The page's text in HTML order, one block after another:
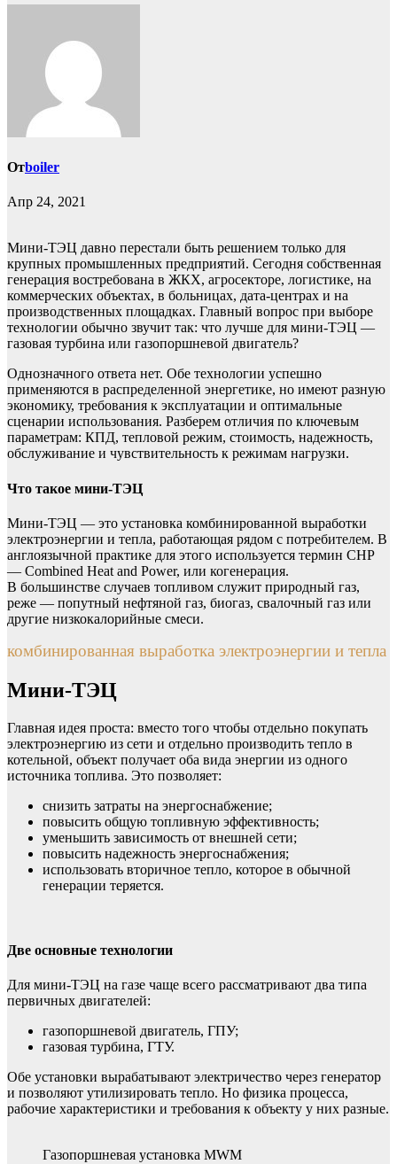
Отboiler
Апр 24, 2021
Мини-ТЭЦ давно перестали быть решением только для
крупных промышленных предприятий. Сегодня собственная
генерация востребована в ЖКХ, агросекторе, логистике, на
коммерческих объектах, в больницах, дата-центрах и на
производственных площадках. Главный вопрос при выборе
технологии обычно звучит так: что лучше для мини-ТЭЦ —
газовая турбина или газопоршневой двигатель?
Однозначного ответа нет. Обе технологии успешно
применяются в распределенной энергетике, но имеют разную
экономику, требования к эксплуатации и оптимальные
сценарии использования. Разберем отличия по ключевым
параметрам: КПД, тепловой режим, стоимость, надежность,
обслуживание и чувствительность к режимам нагрузки.
Что такое мини-ТЭЦ
Мини-ТЭЦ — это установка комбинированной выработки
электроэнергии и тепла, работающая рядом с потребителем. В
англоязычной практике для этого используется термин CHP
— Combined Heat and Power, или когенерация.
В большинстве случаев топливом служит природный газ,
реже — попутный нефтяной газ, биогаз, свалочный газ или
другие низкокалорийные смеси.
комбинированная выработка электроэнергии и тепла
Мини-ТЭЦ
Главная идея проста: вместо того чтобы отдельно покупать
электроэнергию из сети и отдельно производить тепло в
котельной, объект получает оба вида энергии из одного
источника топлива. Это позволяет:
снизить затраты на энергоснабжение;
повысить общую топливную эффективность;
уменьшить зависимость от внешней сети;
повысить надежность энергоснабжения;
использовать вторичное тепло, которое в обычной
генерации теряется.
Две основные технологии
Для мини-ТЭЦ на газе чаще всего рассматривают два типа
первичных двигателей:
газопоршневой двигатель, ГПУ;
газовая турбина, ГТУ.
Обе установки вырабатывают электричество через генератор
и позволяют утилизировать тепло. Но физика процесса,
рабочие характеристики и требования к объекту у них разные.
Газопоршневая установка MWM